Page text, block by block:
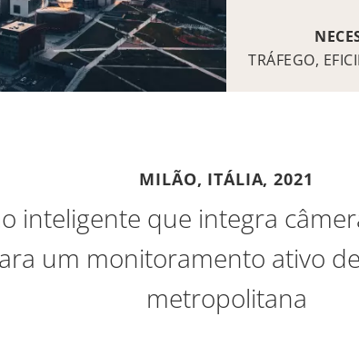
TRÁFEGO,
MILÃO, ITÁLIA,2021
inteligente que integra
um monitoramento ativo
metropolitana